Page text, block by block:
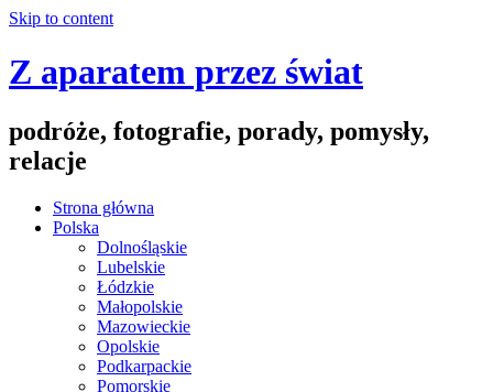
Skip to content
Z aparatem przez świat
podróże, fotografie, porady, pomysły,
relacje
Strona główna
Polska
Dolnośląskie
Lubelskie
Łódzkie
Małopolskie
Mazowieckie
Opolskie
Podkarpackie
Pomorskie